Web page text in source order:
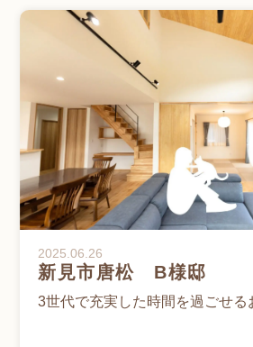
2025.06.26
新見市唐松 B様邸
3世代で充実した時間を過ごせる